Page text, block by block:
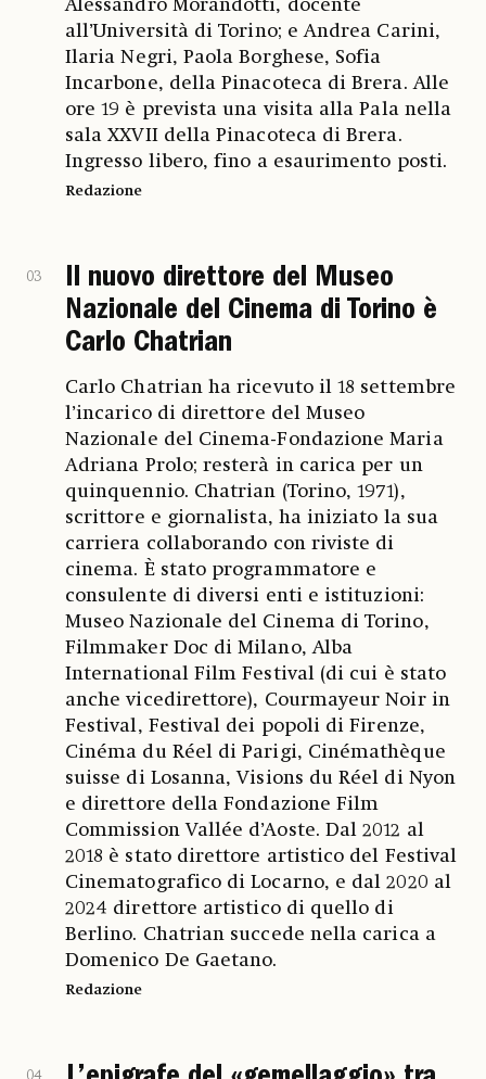
Alessandro Morandotti, docente
all’Università di Torino; e Andrea Carini,
Ilaria Negri, Paola Borghese, Sofia
Incarbone, della Pinacoteca di Brera. Alle
ore 19 è prevista una visita alla Pala nella
sala XXVII della Pinacoteca di Brera.
Ingresso libero, fino a esaurimento posti.
Redazione
03
Il nuovo direttore del Museo
Nazionale del Cinema di Torino è
Carlo Chatrian
Carlo Chatrian ha ricevuto il 18 settembre
l’incarico di direttore del Museo
Nazionale del Cinema-Fondazione Maria
Adriana Prolo; resterà in carica per un
quinquennio. Chatrian (Torino, 1971),
scrittore e giornalista, ha iniziato la sua
carriera collaborando con riviste di
cinema. È stato programmatore e
consulente di diversi enti e istituzioni:
Museo Nazionale del Cinema di Torino,
Filmmaker Doc di Milano, Alba
International Film Festival (di cui è stato
anche vicedirettore), Courmayeur Noir in
Festival, Festival dei popoli di Firenze,
Cinéma du Réel di Parigi, Cinémathèque
suisse di Losanna, Visions du Réel di Nyon
e direttore della Fondazione Film
Commission Vallée d’Aoste. Dal 2012 al
2018 è stato direttore artistico del Festival
Cinematografico di Locarno, e dal 2020 al
2024 direttore artistico di quello di
Berlino. Chatrian succede nella carica a
Domenico De Gaetano.
Redazione
04